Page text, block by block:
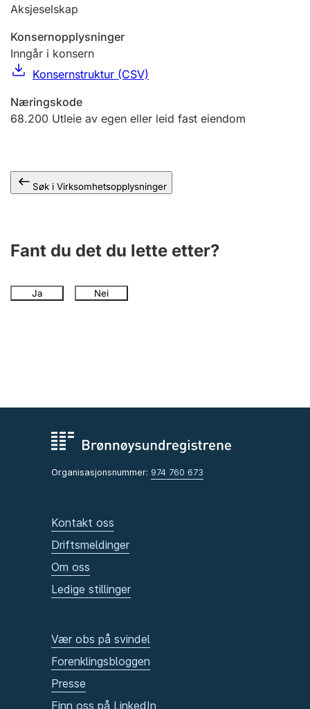
Offentlig sektor
Andre tema
Aksjeselskap
Konsernopplysninger
Inngår i konsern
Konsernstruktur (CSV)
Næringskode
68.200 Utleie av egen eller leid fast eiendom
Søk i Virksomhetsopplysninger
Fant du det du lette etter?
Ja Nei
Organisasjonsnummer: 974 760 673
Kontakt oss
Driftsmeldinger
Om oss
Ledige stillinger
Vær obs på svindel
Forenklingsbloggen
Presse
Finn oss på LinkedIn